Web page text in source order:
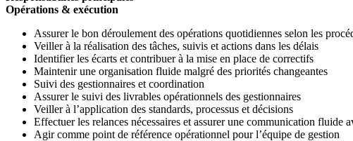
Opérations & exécution
Assurer le bon déroulement des opérations quotidiennes selon les
Veiller à la réalisation des tâches, suivis et actions dans les délais
Identifier les écarts et contribuer à la mise en place de correctifs
Maintenir une organisation fluide malgré des priorités changeantes
Suivi des gestionnaires et coordination
Assurer le suivi des livrables opérationnels des gestionnaires
Veiller à l’application des standards, processus et décisions
Effectuer les relances nécessaires et assurer une communication fluide
Agir comme point de référence opérationnel pour l’équipe de gestion